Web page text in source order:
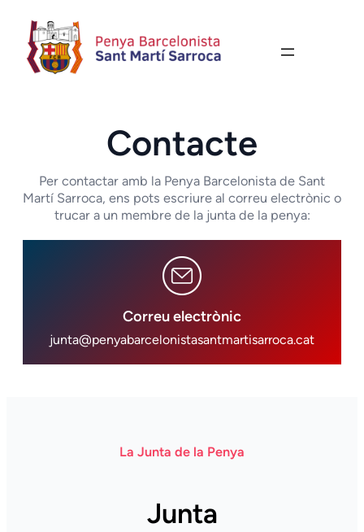
contingut
Contacte
Per contactar amb la Penya Barcelonista de Sant
Martí Sarroca, ens pots escriure al correu electrònic o
trucar a un membre de la junta de la penya:
Correu electrònic
junta@penyabarcelonistasantmartisarroca.cat
La Junta de la Penya
Junta